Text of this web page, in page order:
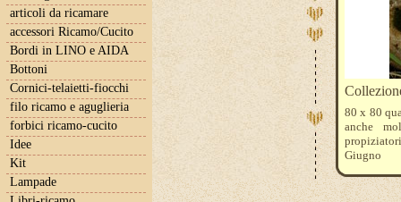
articoli da ricamare
accessori Ricamo/Cucito
Bordi in LINO e AIDA
Bottoni
Cornici-telaietti-fiocchi
filo ricamo e aguglieria
forbici ricamo-cucito
Idee
Kit
Lampade
80 x 80
anche
Giugno
. La
coperta